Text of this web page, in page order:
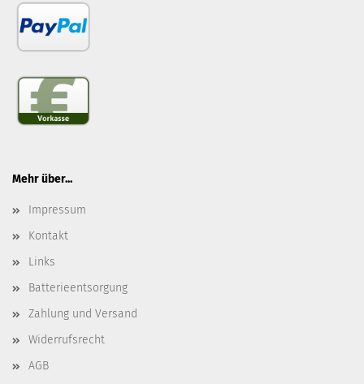
Mehr über...
Impressum
Kontakt
Links
Batterieentsorgung
Zahlung und Versand
Widerrufsrecht
AGB